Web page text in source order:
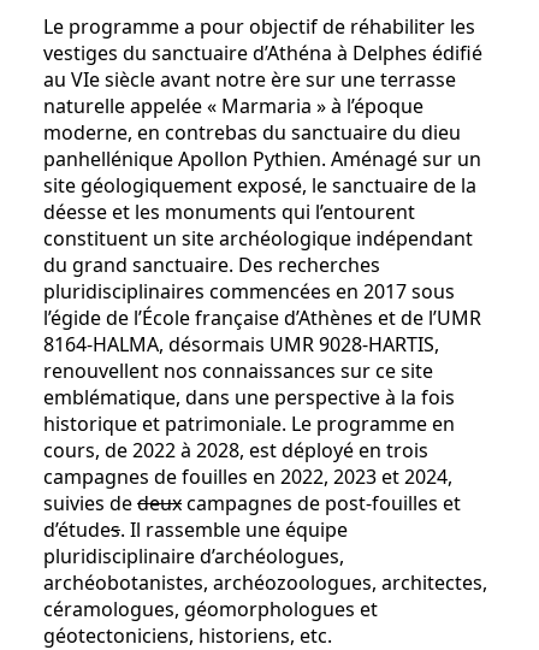
Le programme a pour objectif de réhabiliter les
vestiges du sanctuaire d’Athéna à Delphes édifié
au VIe siècle avant notre ère sur une terrasse
naturelle appelée « Marmaria » à l’époque
moderne, en contrebas du sanctuaire du dieu
panhellénique Apollon Pythien. Aménagé sur un
site géologiquement exposé, le sanctuaire de la
déesse et les monuments qui l’entourent
constituent un site archéologique indépendant
du grand sanctuaire. Des recherches
pluridisciplinaires commencées en 2017 sous
l’égide de l’École française d’Athènes et de l’UMR
8164-HALMA, désormais UMR 9028-HARTIS,
renouvellent nos connaissances sur ce site
emblématique, dans une perspective à la fois
historique et patrimoniale. Le programme en
cours, de 2022 à 2028, est déployé en trois
campagnes de fouilles en 2022, 2023 et 2024,
suivies dedeuxcampagnes de post-fouilles et
d’études. Il rassemble une équipe
pluridisciplinaire d’archéologues,
archéobotanistes, archéozoologues, architectes,
céramologues, géomorphologues et
géotectoniciens, historiens, etc.